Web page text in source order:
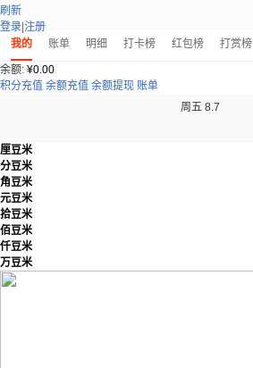
刷新
登录 注册
我的
账单 明细 打卡榜 红包榜 打赏榜
余额: ¥0.00
积分充值 余额充值 余额提现 账单
周五 8.7
厘豆米
分豆米
角豆米
元豆米
拾豆米
佰豆米
仟豆米
万豆米